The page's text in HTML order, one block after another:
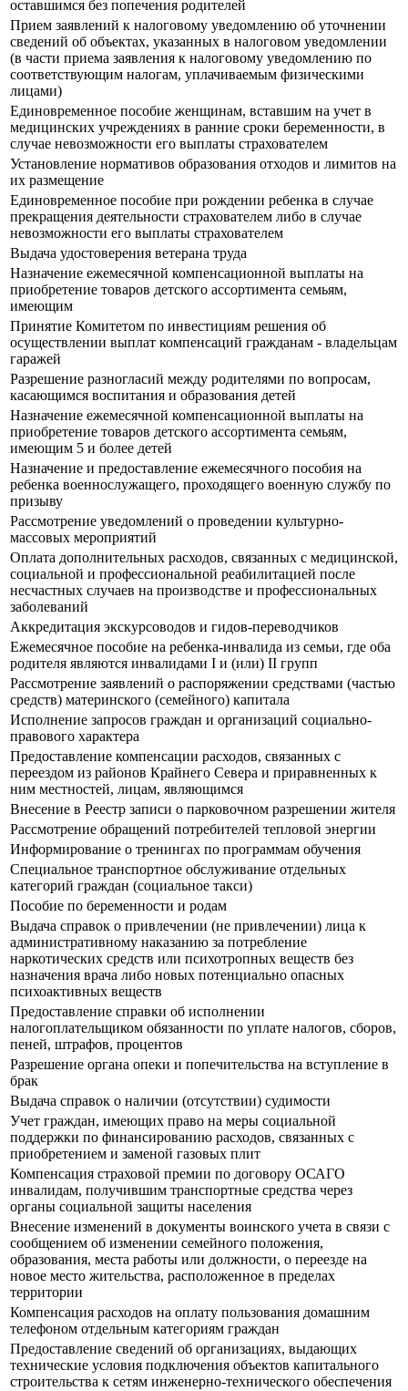
оставшимся без попечения родителей
Прием заявлений к налоговому уведомлению об уточнении
сведений об объектах, указанных в налоговом уведомлении
(в части приема заявления к налоговому уведомлению по
соответствующим налогам, уплачиваемым физическими
лицами)
Единовременное пособие женщинам, вставшим на учет в
медицинских учреждениях в ранние сроки беременности, в
случае невозможности его выплаты страхователем
Установление нормативов образования отходов и лимитов на
их размещение
Единовременное пособие при рождении ребенка в случае
прекращения деятельности страхователем либо в случае
невозможности его выплаты страхователем
Выдача удостоверения ветерана труда
Назначение ежемесячной компенсационной выплаты на
приобретение товаров детского ассортимента семьям,
имеющим
Принятие Комитетом по инвестициям решения об
осуществлении выплат компенсаций гражданам - владельцам
гаражей
Разрешение разногласий между родителями по вопросам,
касающимся воспитания и образования детей
Назначение ежемесячной компенсационной выплаты на
приобретение товаров детского ассортимента семьям,
имеющим 5 и более детей
Назначение и предоставление ежемесячного пособия на
ребенка военнослужащего, проходящего военную службу по
призыву
Рассмотрение уведомлений о проведении культурно-
массовых мероприятий
Оплата дополнительных расходов, связанных с медицинской,
социальной и профессиональной реабилитацией после
несчастных случаев на производстве и профессиональных
заболеваний
Аккредитация экскурсоводов и гидов-переводчиков
Ежемесячное пособие на ребенка-инвалида из семьи, где оба
родителя являются инвалидами I и (или) II групп
Рассмотрение заявлений о распоряжении средствами (частью
средств) материнского (семейного) капитала
Исполнение запросов граждан и организаций социально-
правового характера
Предоставление компенсации расходов, связанных с
переездом из районов Крайнего Севера и приравненных к
ним местностей, лицам, являющимся
Внесение в Реестр записи о парковочном разрешении жителя
Рассмотрение обращений потребителей тепловой энергии
Информирование о тренингах по программам обучения
Специальное транспортное обслуживание отдельных
категорий граждан (социальное такси)
Пособие по беременности и родам
Выдача справок о привлечении (не привлечении) лица к
административному наказанию за потребление
наркотических средств или психотропных веществ без
назначения врача либо новых потенциально опасных
психоактивных веществ
Предоставление справки об исполнении
налогоплательщиком обязанности по уплате налогов, сборов,
пеней, штрафов, процентов
Разрешение органа опеки и попечительства на вступление в
брак
Выдача справок о наличии (отсутствии) судимости
Учет граждан, имеющих право на меры социальной
поддержки по финансированию расходов, связанных с
приобретением и заменой газовых плит
Компенсация страховой премии по договору ОСАГО
инвалидам, получившим транспортные средства через
органы социальной защиты населения
Внесение изменений в документы воинского учета в связи с
сообщением об изменении семейного положения,
образования, места работы или должности, о переезде на
новое место жительства, расположенное в пределах
территории
Компенсация расходов на оплату пользования домашним
телефоном отдельным категориям граждан
Предоставление сведений об организациях, выдающих
технические условия подключения объектов капитального
строительства к сетям инженерно-технического обеспечения